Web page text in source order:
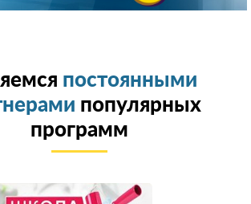
постоянными
популярных
программ